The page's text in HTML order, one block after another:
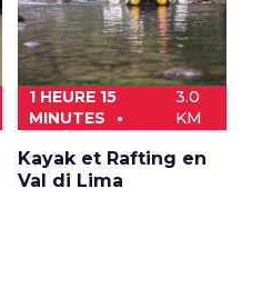
1 HEURE 15
MINUTES
3.0
KM
Kayak et Rafting en
Val di Lima